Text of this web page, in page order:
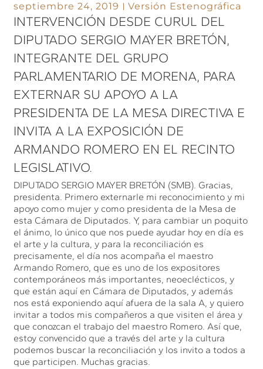
septiembre 24, 2019 Versión Estenográfica
INTERVENCIÓN DESDE CURUL DEL
DIPUTADO SERGIO MAYER BRETÓN,
INTEGRANTE DEL GRUPO
PARLAMENTARIO DE MORENA, PARA
EXTERNAR SU APOYO A LA
PRESIDENTA DE LA MESA DIRECTIVA E
INVITA A LA EXPOSICIÓN DE
ARMANDO ROMERO EN EL RECINTO
LEGISLATIVO.
DIPUTADO SERGIO MAYER BRETÓN (SMB). Gracias,
presidenta. Primero externarle mi reconocimiento y mi
apoyo como mujer y como presidenta de la Mesa de
esta Cámara de Diputados. Y, para cambiar un poquito
el ánimo, lo único que nos puede ayudar hoy en día es
el arte y la cultura, y para la reconciliación es
precisamente, el día nos acompaña el maestro
Armando Romero, que es uno de los expositores
contemporáneos más importantes, neoeclécticos, y
que están aquí en Cámara de Diputados, y además
nos está exponiendo aquí afuera de la sala A, y quiero
invitar a todos mis compañeros a que visiten el área y
que conozcan el trabajo del maestro Romero. Así que,
estoy convencido que a través del arte y la cultura
podemos buscar la reconciliación y los invito a todos a
que participen. Muchas gracias.